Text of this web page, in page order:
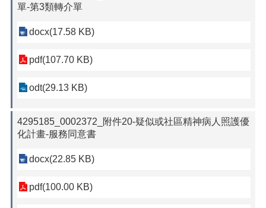
單-第3類轉介單
docx(17.58 KB)
pdf(107.70 KB)
odt(29.13 KB)
4295185_0002372_附件20-疑似或社區精神病人照護優
化計畫-服務同意書
docx(22.85 KB)
pdf(100.00 KB)